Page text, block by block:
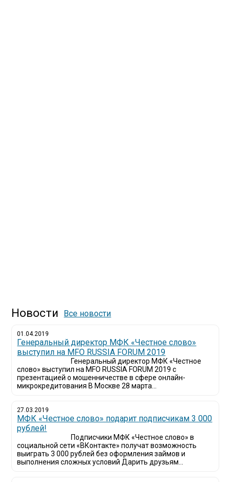
Новости Все новости
01.04.2019
Генеральный директор МФК «Честное слово»
выступил на MFO RUSSIA FORUM 2019
Генеральный директор МФК «Честное
слово» выступил на MFO RUSSIA FORUM 2019 с
презентацией о мошенничестве в сфере онлайн-
микрокредитования В Москве 28 марта...
27.03.2019
МФК «Честное слово» подарит подписчикам 3 000
рублей!
Подписчики МФК «Честное слово» в
социальной сети «ВКонтакте» получат возможность
выиграть 3 000 рублей без оформления займов и
выполнения сложных условий Дарить друзьям...